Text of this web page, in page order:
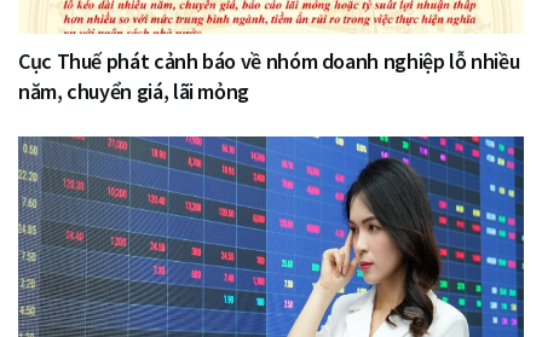
Cục Thuế phát cảnh báo về nhóm doanh nghiệp lỗ nhiều
năm, chuyển giá, lãi mỏng